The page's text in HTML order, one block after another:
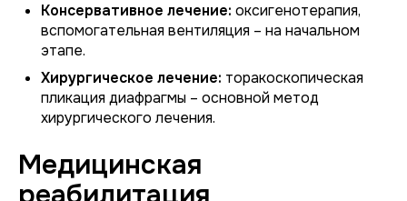
Консервативное лечение: оксигенотерапия,
вспомогательная вентиляция – на начальном
этапе.
Хирургическое лечение: торакоскопическая
пликация диафрагмы – основной метод
хирургического лечения.
Медицинская